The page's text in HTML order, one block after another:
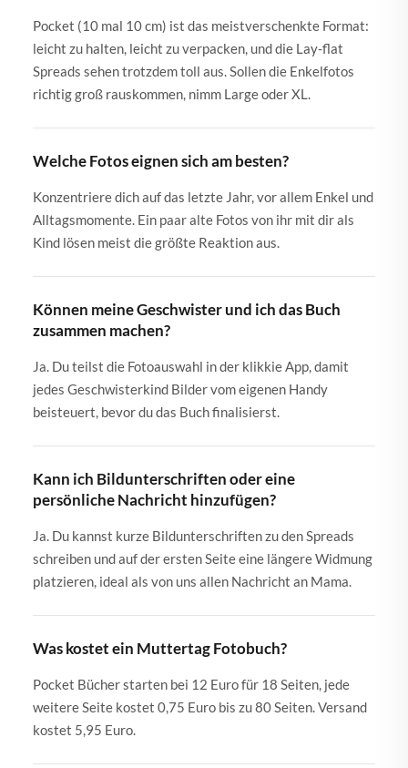
Pocket (10 mal 10 cm) ist das meistverschenkte Format:
leicht zu halten, leicht zu verpacken, und die Lay-flat
Spreads sehen trotzdem toll aus. Sollen die Enkelfotos
richtig groß rauskommen, nimm Large oder XL.
Welche Fotos eignen sich am besten?
Konzentriere dich auf das letzte Jahr, vor allem Enkel und
Alltagsmomente. Ein paar alte Fotos von ihr mit dir als
Kind lösen meist die größte Reaktion aus.
Können meine Geschwister und ich das Buch
zusammen machen?
Ja. Du teilst die Fotoauswahl in der klikkie App, damit
jedes Geschwisterkind Bilder vom eigenen Handy
beisteuert, bevor du das Buch finalisierst.
Kann ich Bildunterschriften oder eine
persönliche Nachricht hinzufügen?
Ja. Du kannst kurze Bildunterschriften zu den Spreads
schreiben und auf der ersten Seite eine längere Widmung
platzieren, ideal als von uns allen Nachricht an Mama.
Was kostet ein Muttertag Fotobuch?
Pocket Bücher starten bei 12 Euro für 18 Seiten, jede
weitere Seite kostet 0,75 Euro bis zu 80 Seiten. Versand
kostet 5,95 Euro.